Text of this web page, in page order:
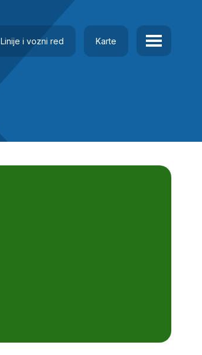
Linije i vozni red Karte